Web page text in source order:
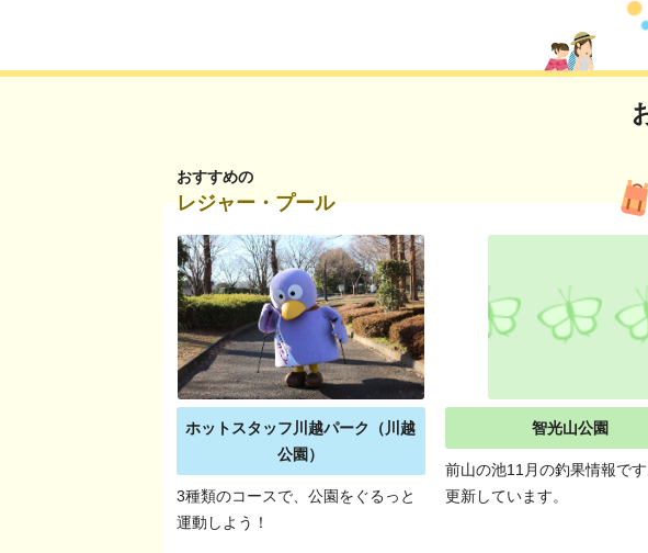
おすすめの
レジャー・プール
ホットスタッフ川越パーク（川越
公園）
3種類のコースで、公園をぐるっと
運動しよう！
智光山公園
前山の池11月の釣果情報で
更新しています。